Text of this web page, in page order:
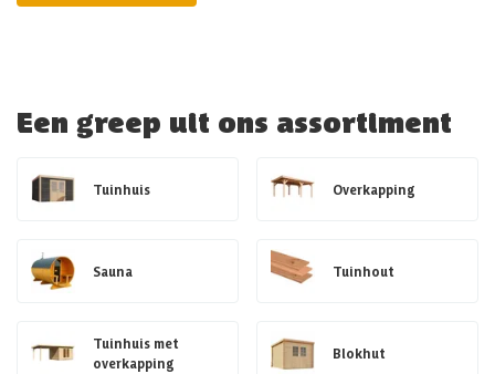
Een greep uit ons assortiment
Tuinhuis Overkapping
Sauna Tuinhout
Tuinhuis met
overkapping
Blokhut